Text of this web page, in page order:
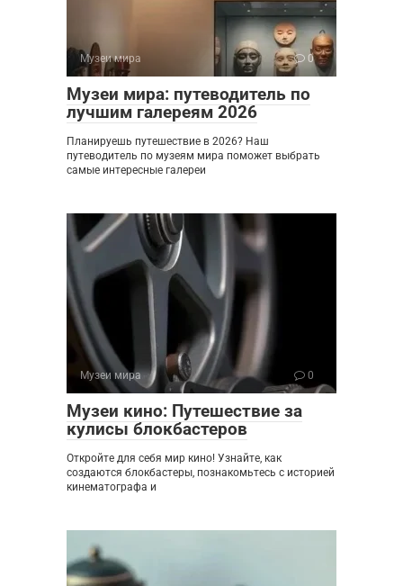
Музеи мира 0
Музеи мира: путеводитель по
лучшим галереям 2026
Планируешь путешествие в 2026? Наш
путеводитель по музеям мира поможет выбрать
самые интересные галереи
Музеи мира 0
Музеи кино: Путешествие за
кулисы блокбастеров
Откройте для себя мир кино! Узнайте, как
создаются блокбастеры, познакомьтесь с историей
кинематографа и